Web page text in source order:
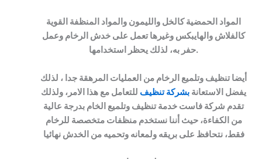
المواد الحمضية كالخل والليمون والمواد المنظفة القوية
كالفلاش والهايبكس وغيرها تعمل على خدش الرخام وعمل
حفر به، لذلك يحظر استخدامها.
أيضا تنظيف وتلميع الرخام من العمليات المرهقة جدا ، لذلك
يفضل الاستعانة بشركة تنظيف للتعامل مع هذا الامر، ولذلك
تقدم شركة فاست خدمة تنظيف وتلميع الخام بدرجة عالية
من الكفاءة، حيث أننا نستخدم منظفات متخصصة للرخام
فقط، نتحافظ على بريقه ولمعانه وتحميه من الخدش نهائيا